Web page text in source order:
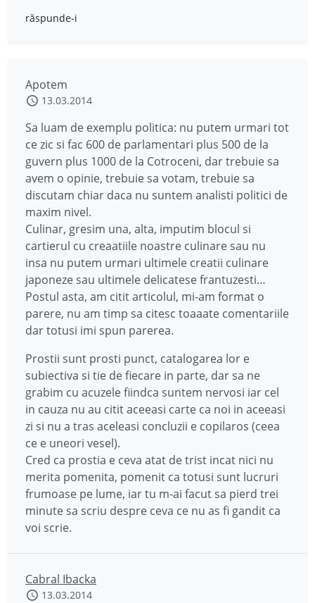
răspunde-i
Apotem
13.03.2014
Sa luam de exemplu politica: nu putem urmari tot
ce zic si fac 600 de parlamentari plus 500 de la
guvern plus 1000 de la Cotroceni, dar trebuie sa
avem o opinie, trebuie sa votam, trebuie sa
discutam chiar daca nu suntem analisti politici de
maxim nivel.
Culinar, gresim una, alta, imputim blocul si
cartierul cu creaatiile noastre culinare sau nu
insa nu putem urmari ultimele creatii culinare
japoneze sau ultimele delicatese frantuzesti…
Postul asta, am citit articolul, mi-am format o
parere, nu am timp sa citesc toaaate comentariile
dar totusi imi spun parerea.
Prostii sunt prosti punct, catalogarea lor e
subiectiva si tie de fiecare in parte, dar sa ne
grabim cu acuzele fiindca suntem nervosi iar cel
in cauza nu au citit aceeasi carte ca noi in aceeasi
zi si nu a tras aceleasi concluzii e copilaros (ceea
ce e uneori vesel).
Cred ca prostia e ceva atat de trist incat nici nu
merita pomenita, pomenit ca totusi sunt lucruri
frumoase pe lume, iar tu m-ai facut sa pierd trei
minute sa scriu despre ceva ce nu as fi gandit ca
voi scrie.
Cabral Ibacka
13.03.2014